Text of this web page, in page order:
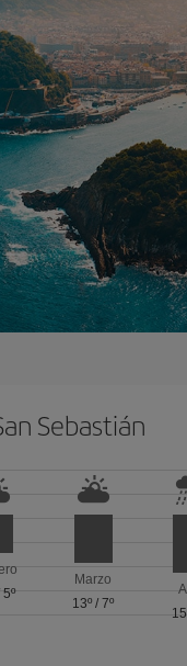
Sebastián
5º
Marzo
13º /7º